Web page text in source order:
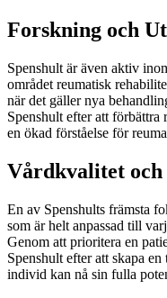
Forskning och
Spenshult är även aktiv
området reumatisk
när det gäller nya
Spenshult efter att
en ökad förståelse för
Vårdkvalitet
En av Spenshults främsta
som är helt anpassad till
Genom att prioritera en
Spenshult efter att skapa
individ kan nå sin fulla